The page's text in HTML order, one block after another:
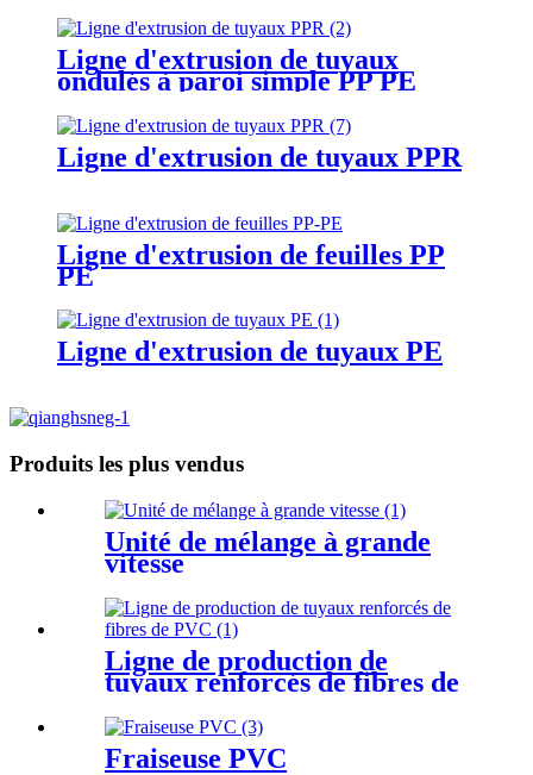
Ligne d'extrusion de tuyaux
ondulés à paroi simple PP PE
Ligne d'extrusion de tuyaux PPR
Ligne d'extrusion de feuilles PP
PE
Ligne d'extrusion de tuyaux PE
Produits les plus vendus
Unité de mélange à grande
vitesse
Ligne de production de
tuyaux renforcés de fibres de
PVC
Fraiseuse PVC